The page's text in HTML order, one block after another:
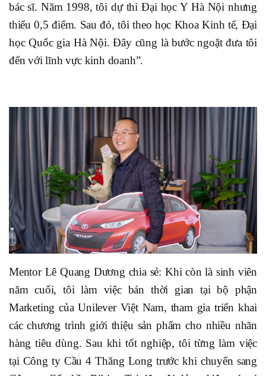
bác sĩ. Năm 1998, tôi dự thi Đại học Y Hà Nội nhưng
thiếu 0,5 điểm. Sau đó, tôi theo học Khoa Kinh tế, Đại
học Quốc gia Hà Nội. Đây cũng là bước ngoặt đưa tôi
đến với lĩnh vực kinh doanh”.
Mentor Lê Quang Dương chia sẻ: Khi còn là sinh viên
năm cuối, tôi làm việc bán thời gian tại bộ phận
Marketing của Unilever Việt Nam, tham gia triển khai
các chương trình giới thiệu sản phẩm cho nhiều nhãn
hàng tiêu dùng. Sau khi tốt nghiệp, tôi từng làm việc
tại Công ty Cầu 4 Thăng Long trước khi chuyển sang